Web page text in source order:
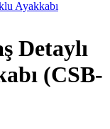
Detaylı
(CSB-